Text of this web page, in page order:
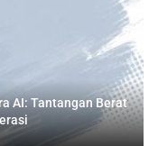
AI: Tantangan Berat